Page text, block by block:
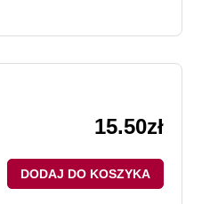
15.50zł
DODAJ DO KOSZYKA